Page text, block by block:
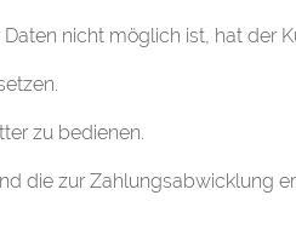
nicht möglich ist, hat der
zu bedienen.
die zur Zahlungsabwicklung